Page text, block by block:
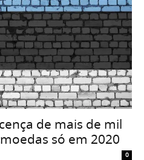
de mais de mil
só em 2020
0